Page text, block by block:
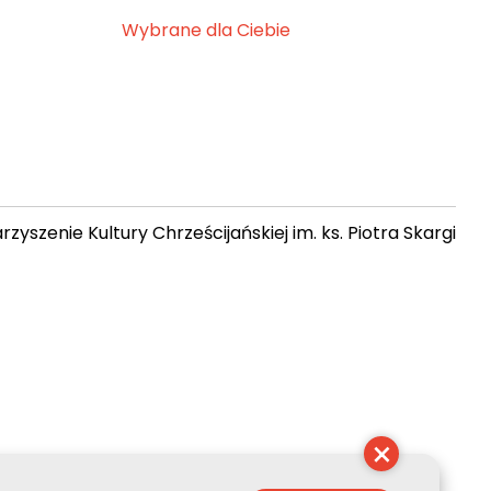
Wybrane dla Ciebie
Kultury Chrześcijańskiej im. ks. Piotra Skargi
×